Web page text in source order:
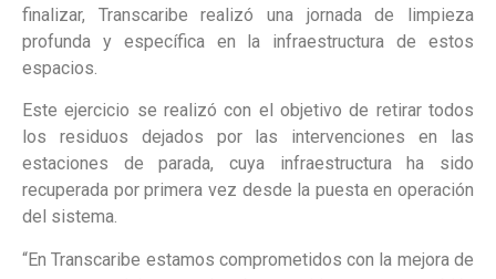
finalizar, Transcaribe realizó una jornada de limpieza
profunda y específica en la infraestructura de estos
espacios.
Este ejercicio se realizó con el objetivo de retirar todos
los residuos dejados por las intervenciones en las
estaciones de parada, cuya infraestructura ha sido
recuperada por primera vez desde la puesta en operación
del sistema.
“En Transcaribe estamos comprometidos con la mejora de